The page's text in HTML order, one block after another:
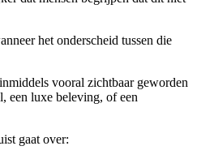
het onderscheid tussen die
vooral zichtbaar geworden
een luxe beleving, of een
gaat over: